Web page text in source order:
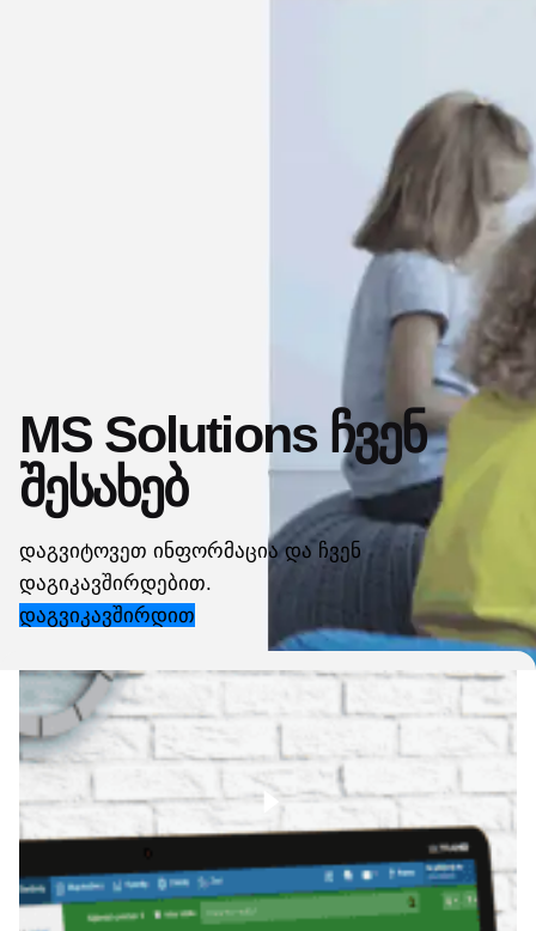
MS Solutions ჩვენ
შესახებ
დაგვიტოვეთ ინფორმაცია და ჩვენ
დაგიკავშირდებით.
დაგვიკავშირდით